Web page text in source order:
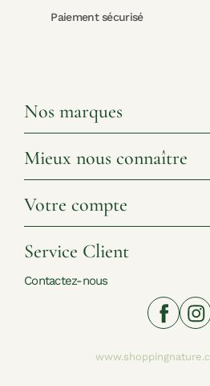
Paiement sécurisé
Nos marques
Mieux nous connaître
Votre compte
Service Client
Contactez-nous